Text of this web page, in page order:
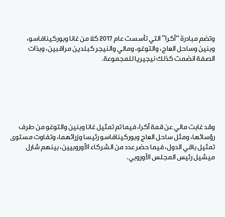
وتضم مبادرة “أكرا” التي تأسست عام 2017 كلا من غانا وبوركينافاسو،
وبنين وساحل العاج، والتوغو، ومالي والنيجر كبلدين مراقبين، وبذات
الصفة انضمت كذلك نيجيريا للمجموعة.
وقد غابت مالي عن قمة أكرا، فيما تم تمثيل غانا وبنين والتوغو من طرف
رؤسائها، ومثل ساحل العاج وبوركينافاسو رئيسا وزرائهما، وتفاوت مستوى
تمثيل باقي الدول، فيما حضر عدد من الشركاء الأوروبيين، بينهم شارل
ميشيل رئيس المجلس الأوروبي.